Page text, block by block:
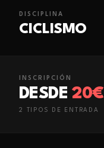
DISCIPLINA
CICLISMO
INSCRIPCIÓN
DESDE 20€
2 TIPO S DE ENTRADA